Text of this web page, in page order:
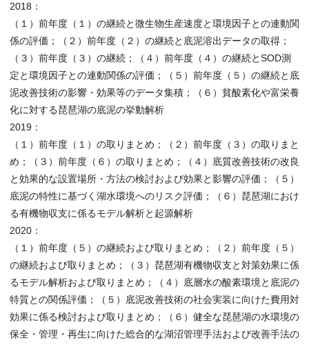
2018：
（１）前年度（１）の継続と微生物生産速度と環境因子との連動関
係の評価；（２）前年度（２）の継続と底泥溶出データの取得；
（３）前年度（３）の継続；（４）前年度（４）の継続とSOD測
定と環境因子との連動関係の評価；（５）前年度（５）の継続と底
泥改善技術の影響・効果等のデータ集積；（６）貧酸素化や富栄養
化に対する琵琶湖の底泥の挙動解析
2019：
（１）前年度（１）の取りまとめ；（２）前年度（３）の取りまと
め；（３）前年度（６）の取りまとめ；（４）底質改善技術の改良
と効果的な設置場所・方法の検討および効果と影響の評価；（５）
底泥の特性に基づく湖水環境へのリスク評価；（６）琵琶湖におけ
る有機物収支に係るモデル解析と起源解析
2020：
（１）前年度（５）の継続および取りまとめ；（２）前年度（５）
の継続および取りまとめ；（３）琵琶湖有機物収支と対策効果に係
るモデル解析および取りまとめ；（４）底層水の酸素環境と底泥の
特質との関係評価；（５）底泥改善技術の社会実装に向けた費用対
効果に係る検討および取りまとめ；（６）健全な琵琶湖の水環境の
保全・管理・再生に向けた総合的な湖沼管理手法および改善手法の